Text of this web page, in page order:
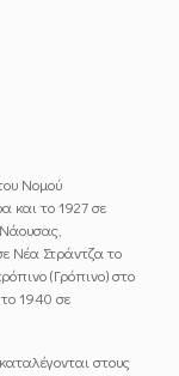
Νομού
και το 1927 σε
Νέα Στράντζα το
(Γρόπινο) στο
1940 σε
στους